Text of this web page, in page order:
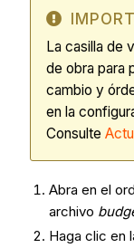
La casilla de
de obra para
cambio y
en la
Consulte
Abra en el
archivo
Haga clic en